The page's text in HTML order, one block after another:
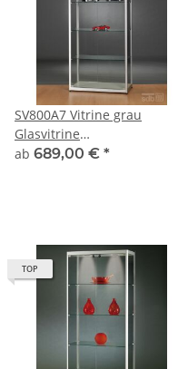
SV800A7 Vitrine grau
Glasvitrine
Ausstellungsvitrine
ab 689,00 € *
TOP